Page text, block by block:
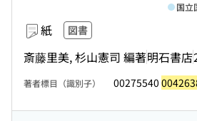
紙 図書
斎藤里美, 杉山憲司 編著明石書店
国立
著者標目（識別子） 00275540